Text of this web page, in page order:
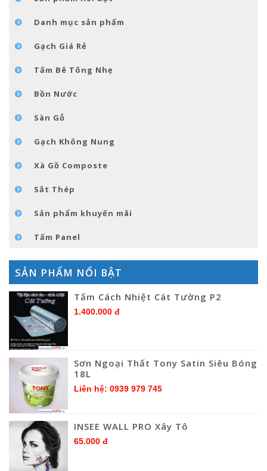
LIÊN HỆDanh mục sản phẩm
Gạch Giá Rẻ
Tấm Bê Tông Nhẹ
Bồn Nước
Sàn Gỗ
Gạch Không Nung
Xà Gồ Composte
Sắt Thép
Sản phẩm khuyến mãi
Tấm Panel
SẢN PHẨM NỔI BẬT
Tấm Cách Nhiệt Cát Tường P2
1.400.000 đ
Sơn Ngoại Thất Tony Satin Siêu Bóng
18L
Liên hệ: 0939 979 745
INSEE WALL PRO Xây Tô
65.000 đ